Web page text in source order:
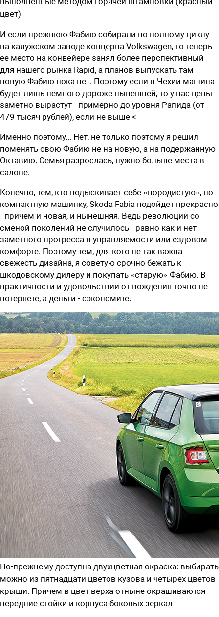
цвет)
И если прежнюю Фабию собирали по полному циклу
на калужском заводе концерна Volkswagen, то теперь
ее место на конвейере занял более перспективный
для нашего рынка Rapid, а планов выпускать там
новую Фабию пока нет. Поэтому если в Чехии машина
будет лишь немного дороже нынешней, то у нас цены
заметно вырастут - примерно до уровня Рапида (от
479 тысяч рублей), если не выше.<
Именно поэтому... Нет, не только поэтому я решил
поменять свою Фабию не на новую, а на подержанную
Октавию. Семья разрослась, нужно больше места в
салоне.
Конечно, тем, кто подыскивает себе «породистую», но
компактную машинку, Skoda Fabia подойдет прекрасно
- причем и новая, и нынешняя. Ведь революции со
сменой поколений не случилось - равно как и нет
заметного прогресса в управляемости или ездовом
комфорте. Поэтому тем, для кого не так важна
свежесть дизайна, я советую срочно бежать к
шкодовскому дилеру и покупать «старую» Фабию. В
практичности и удовольствии от вождения точно не
потеряете, а деньги - сэкономите.
По-прежнему доступна двухцветная окраска: выбирать
можно из пятнадцати цветов кузова и четырех цветов
крыши. Причем в цвет верха отныне окрашиваются
передние стойки и корпуса боковых зеркал